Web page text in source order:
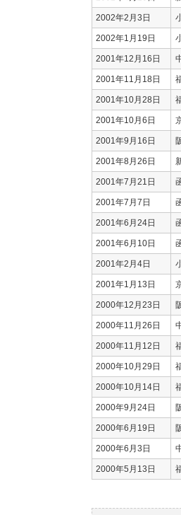
2002年2月3日
2002年1月19日
2001年12月16日
2001年11月18日
2001年10月28日
2001年10月6日
2001年9月16日
2001年8月26日
2001年7月21日
2001年7月7日
2001年6月24日
2001年6月10日
2001年2月4日
2001年1月13日
2000年12月23日
2000年11月26日
2000年11月12日
2000年10月29日
2000年10月14日
2000年9月24日
2000年6月19日
2000年6月3日
2000年5月13日